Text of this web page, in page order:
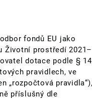
fondů EU jako
Životní prostředí 2021–
dotace podle § 14
pravidlech, ve
„rozpočtová pravidla“),
příslušný dle